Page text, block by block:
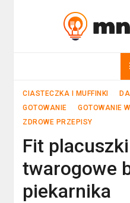
CIASTECZKA I MUFFINKI
GOTOWANIE
GOTOWANIE
ZDROWE PRZEPISY
Fit
twarogowe
piekarnika